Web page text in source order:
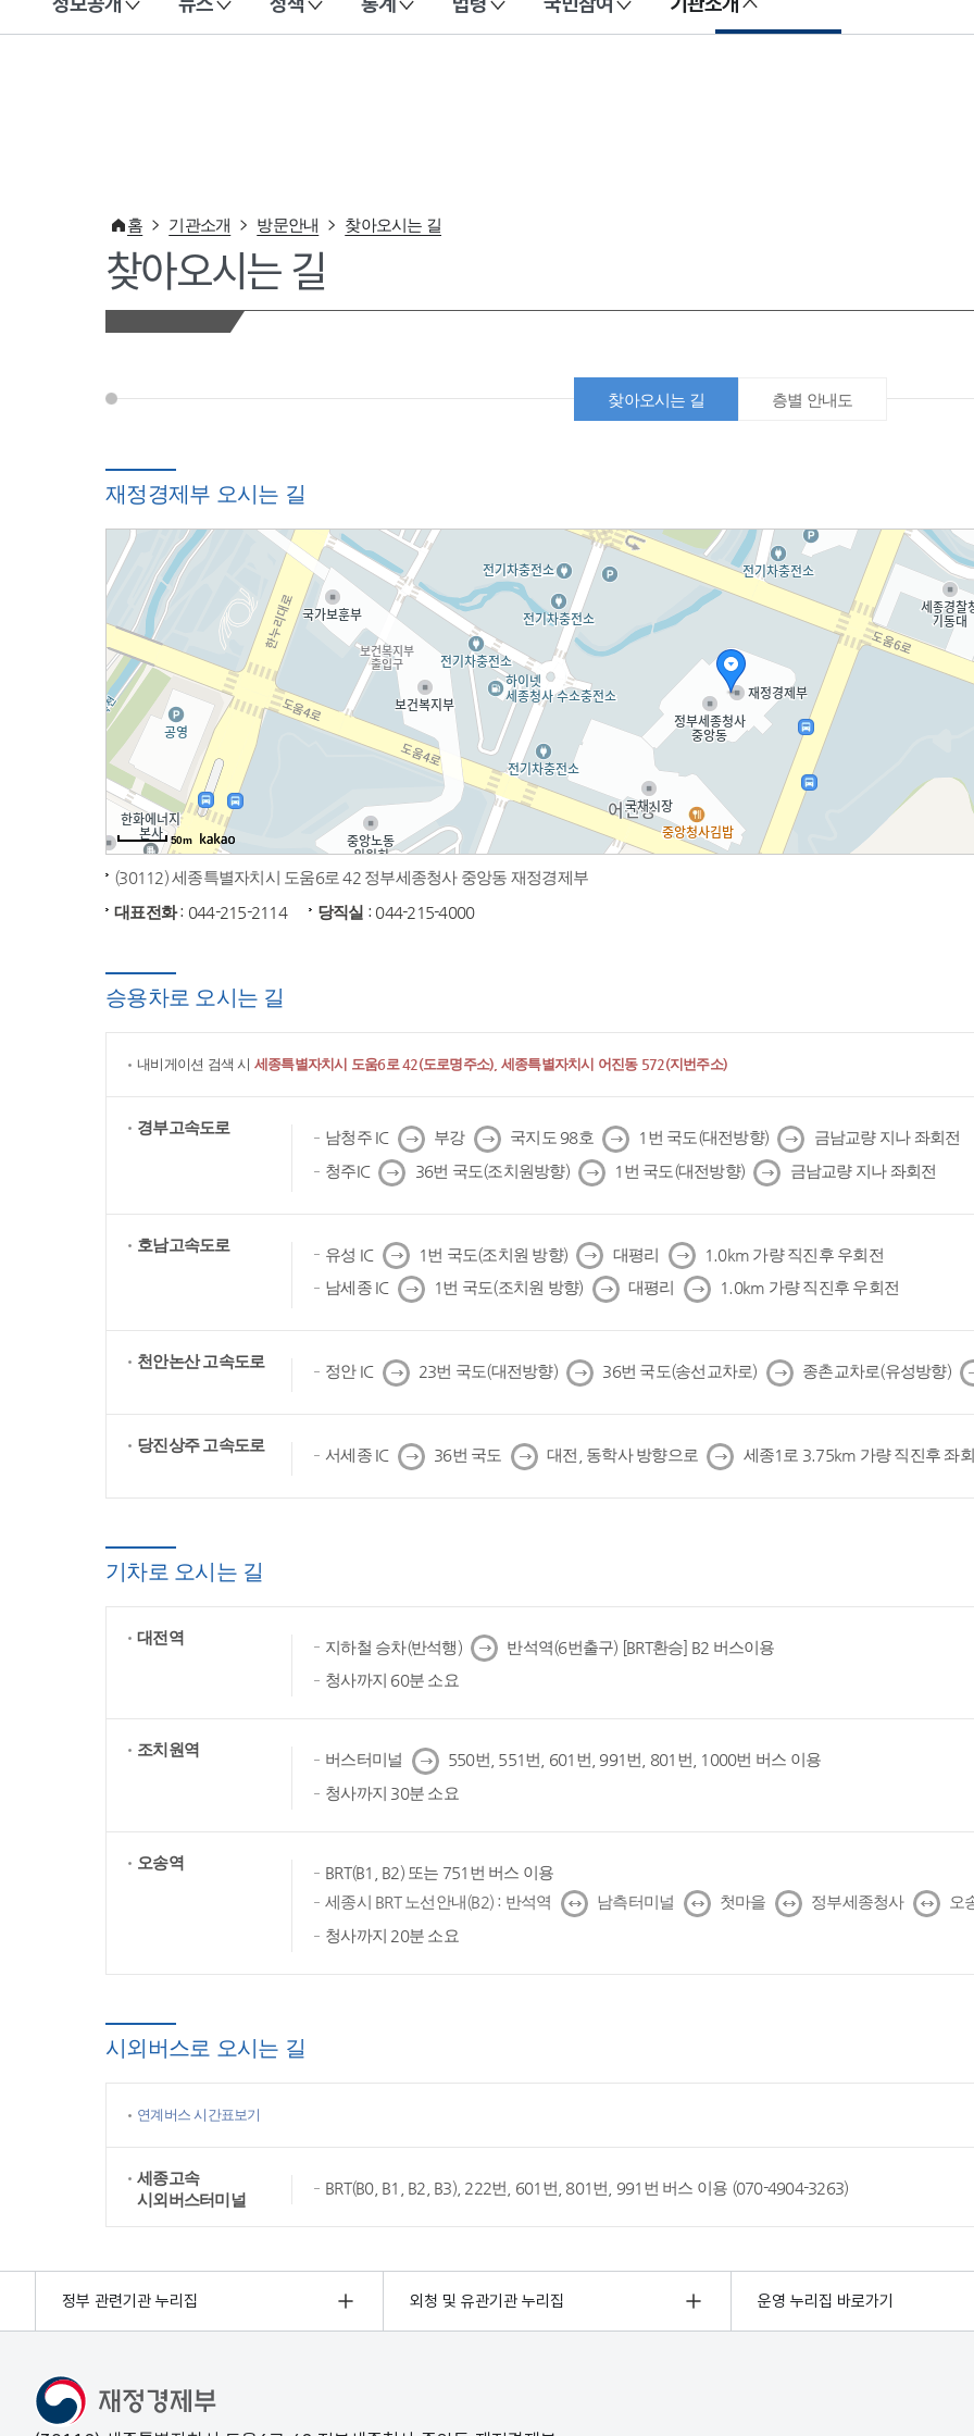
이 누리집은 대한민국 공식 전자정부 누리집입니다.
홈 기관소개 방문안내 찾아오시는 길
찾아오시는 길
찾아오시는 길 층별 안내도
재정경제부 오시는 길
50m
(30112) 세종특별자치시 도움6로 42 정부세종청사 중앙동 재정경제부
대표전화: 044-215-2114 당직실 : 044-215-4000
승용차로 오시는 길
내비게이션 검색 시 세종특별자치시 도움6로 42(도로명주소), 세종특별자치시 어진동 572(지번주소)
경부고속도로
남청주 IC 다
음
부강 다
음
국지도 98호 다
음
1번 국도(대전방향) 다
음
금남교량 지나 좌회전
청주IC 다
음
36번 국도(조치원방향) 다
음
1번 국도(대전방향) 다
음
금남교량 지나 좌회전
호남고속도로
유성 IC 다
음
1번 국도(조치원 방향) 다
음
대평리 다
음
1.0km 가량 직진후 우회전
남세종 IC 다
음
1번 국도(조치원 방향) 다
음
대평리 다
음
1.0km 가량 직진후 우회전
천안논산 고속도로
정안 IC 다
음
23번 국도(대전방향) 다
음
36번 국도(송선교차로) 다
음
종촌교차로(유성방향) 다
음
당진상주 고속도로
서세종 IC 다
음
36번 국도 다
음
대전, 동학사 방향으로 다
음
세종1로 3.75km 가량 직진후 좌
기차로 오시는 길
대전역
지하철 승차(반석행) 다
음
반석역(6번출구) [BRT환승] B2 버스이용
청사까지 60분 소요
조치원역
버스터미널 다
음
550번, 551번, 601번, 991번, 801번, 1000번 버스 이용
청사까지 30분 소요
오송역
BRT(B1, B2) 또는 751번 버스 이용
세종시 BRT 노선안내(B2) : 반석역 ↔ 남측터미널 ↔ 첫마을 ↔ 정부세종청사 ↔
오
청사까지 20분 소요
시외버스로 오시는 길
연계버스 시간표보기
세종고속
시외버스터미널
BRT(B0, B1, B2, B3), 222번, 601번, 801번, 991번 버스 이용 (070-4904-3263)
정부 관련기관 누리집 외청 및 유관기관 누리집 운영 누리집 바로가기